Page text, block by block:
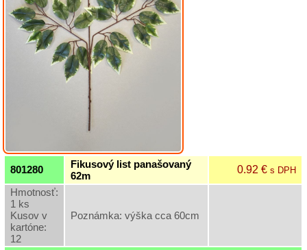
Kusové
kvety
stopky
Doplňková
zeleň
Záhradný
sortiment
Semená
801280
Fikusový list panašovaný
62m
0.92 €s DPH
Hmotnosť:
1 ks
Kusov v
kartóne:
12
Poznámka: výška cca 60cm